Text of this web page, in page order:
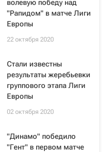
волевую победу над
"Рапидом" в матче Лиги
Европы
22 октября 2020
Стали известны
результаты жеребьевки
группового этапа Лиги
Европы
02 октября 2020
"Динамо" победило
"Гент" в первом матче